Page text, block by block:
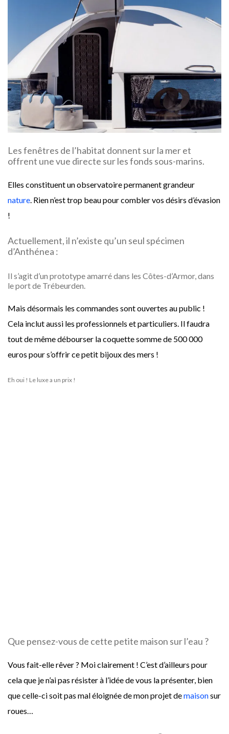
Les fenêtres de l’habitat donnent sur la mer et
offrent une vue directe sur les fonds sous-marins.
Elles constituent un observatoire permanent grandeur
nature. Rien n’est trop beau pour combler vos désirs d’évasion
!
Actuellement, il n’existe qu’un seul spécimen
d’Anthénea :
Il s’agit d’un prototype amarré dans les Côtes-d’Armor, dans
le port de Trébeurden.
Mais désormais les commandes sont ouvertes au public !
Cela inclut aussi les professionnels et particuliers. Il faudra
tout de même débourser la coquette somme de 500 000
euros pour s’offrir ce petit bijoux des mers !
Eh oui ! Le luxe a un prix !
Que pensez-vous de cette petite maison sur l’eau ?
Vous fait-elle rêver ? Moi clairement ! C’est d’ailleurs pour
cela que je n’ai pas résister à l’idée de vous la présenter, bien
que celle-ci soit pas mal éloignée de mon projet demaisonsur
roues…